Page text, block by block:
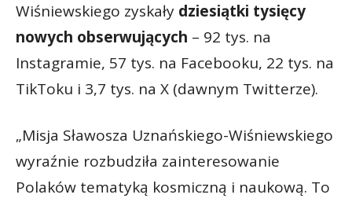
Wiśniewskiego zyskały dziesiątki tysięcy
nowych obserwujących – 92 tys. na
Instagramie, 57 tys. na Facebooku, 22 tys. na
TikToku i 3,7 tys. na X (dawnym Twitterze).
„Misja Sławosza Uznańskiego-Wiśniewskiego
wyraźnie rozbudziła zainteresowanie
Polaków tematyką kosmiczną i naukową. To